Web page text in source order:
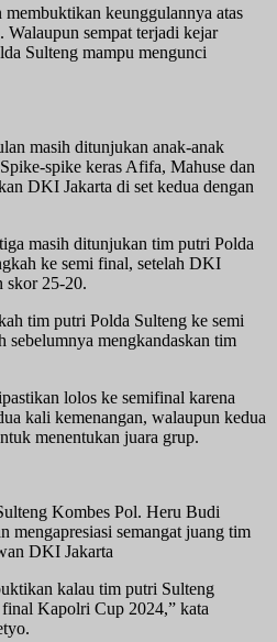
keunggulannya atas
Walaupun sempat terjadi kejar
Sulteng mampu mengunci
masih ditunjukan anak-anak
spike keras Afifa, Mahuse dan
DKI Jakarta di set kedua dengan
masih ditunjukan tim putri Polda
ke semi final, setelah DKI
skor 25-20.
tim putri Polda Sulteng ke semi
mengkandaskan tim
lolos ke semifinal karena
kali kemenangan, walaupun kedua
menentukan juara grup.
Kombes Pol. Heru Budi
mengapresiasi semangat juang tim
DKI Jakarta
kalau tim putri Sulteng
Kapolri Cup 2024,” kata